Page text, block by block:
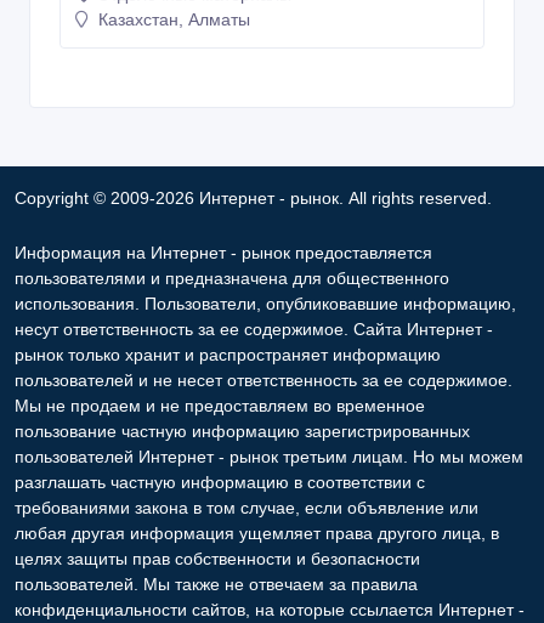
Казахстан, Алматы
Copyright © 2009-2026 Интернет - рынок. All rights reserved.
Информация на Интернет - рынок предоставляется
пользователями и предназначена для общественного
использования. Пользователи, опубликовавшие информацию,
несут ответственность за ее содержимое. Сайта Интернет -
рынок только хранит и распространяет информацию
пользователей и не несет ответственность за ее содержимое.
Мы не продаем и не предоставляем во временное
пользование частную информацию зарегистрированных
пользователей Интернет - рынок третьим лицам. Но мы можем
разглашать частную информацию в соответствии с
требованиями закона в том случае, если объявление или
любая другая информация ущемляет права другого лица, в
целях защиты прав собственности и безопасности
пользователей. Мы также не отвечаем за правила
конфиденциальности сайтов, на которые ссылается Интернет -